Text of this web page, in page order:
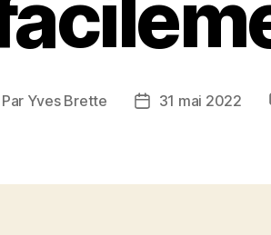
Par Yves Brette
Date31 mai 2022